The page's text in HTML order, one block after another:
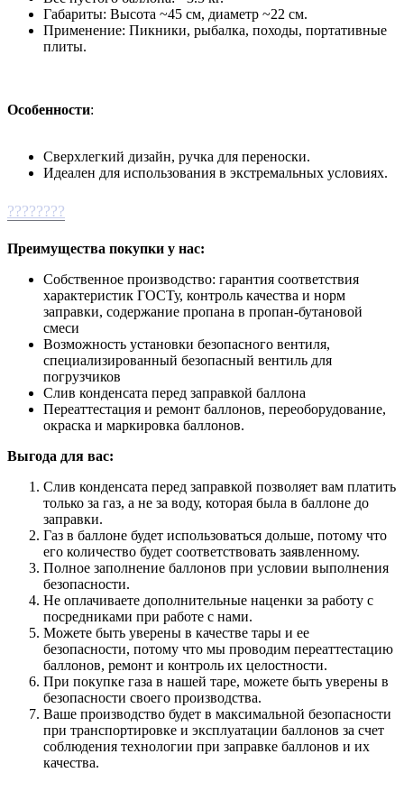
Габариты: Высота ~45 см, диаметр ~22 см.
Применение: Пикники, рыбалка, походы, портативные
плиты.
Особенности:
Сверхлегкий дизайн, ручка для переноски.
Идеален для использования в экстремальных условиях.
????????
Преимущества покупки у нас:
Собственное производство: гарантия соответствия
характеристик ГОСТу, контроль качества и норм
заправки, содержание пропана в пропан-бутановой
смеси
Возможность установки безопасного вентиля,
специализированный безопасный вентиль для
погрузчиков
Слив конденсата перед заправкой баллона
Переаттестация и ремонт баллонов, переоборудование,
окраска и маркировка баллонов.
Выгода для вас:
Слив конденсата перед заправкой позволяет вам платить
только за газ, а не за воду, которая была в баллоне до
заправки.
Газ в баллоне будет использоваться дольше, потому что
его количество будет соответствовать заявленному.
Полное заполнение баллонов при условии выполнения
безопасности.
Не оплачиваете дополнительные наценки за работу с
посредниками при работе с нами.
Можете быть уверены в качестве тары и ее
безопасности, потому что мы проводим переаттестацию
баллонов, ремонт и контроль их целостности.
При покупке газа в нашей таре, можете быть уверены в
безопасности своего производства.
Ваше производство будет в максимальной безопасности
при транспортировке и эксплуатации баллонов за счет
соблюдения технологии при заправке баллонов и их
качества.